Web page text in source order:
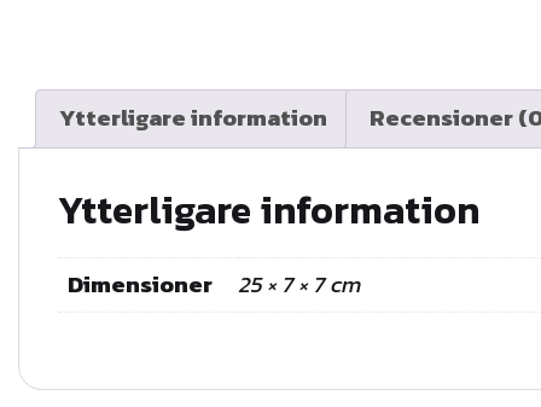
Ytterligare information Recensioner
Ytterligare information
Dimensioner 25 × 7 × 7 cm